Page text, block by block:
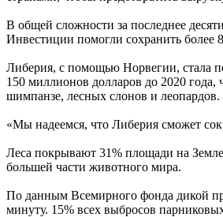
В общей сложности за последнее
Инвестиции помогли сохранить более
Либерия, с помощью Норвегии, стала
150 миллионов долларов до 2020 года,
шимпанзе, лесных слонов и леопардов.
«Мы надеемся, что Либерия сможет
Леса покрывают 31% площади на
большей части животного мира.
По данным Всемирного фонда дикой
минуту. 15% всех выбросов